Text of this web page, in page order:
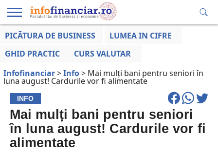
EDUCAȚIE
LA ZI
AFACERILOR
PICĂTURA DE BUSINESS
LUMEA IN CIFRE
GHID PRACTIC
CURS VALUTAR
Infofinanciar>Info> Mai mulți bani pentru seniori în
luna august! Cardurile vor fi alimentate
INFO
Mai mulți bani pentru seniori
în luna august! Cardurile vor fi
alimentate